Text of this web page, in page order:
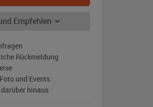
Empfehlen
Rückmeldung
und Events
hinaus